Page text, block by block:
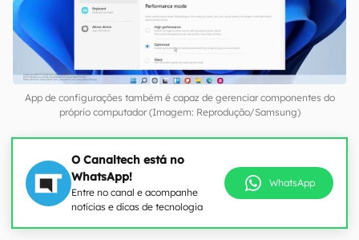
App de configurações também é capaz de gerenciar componentes do
próprio computador (Imagem: Reprodução/Samsung)
O Canaltech está no
WhatsApp!
Entre no canal e acompanhe
notícias e dicas de tecnologia
WhatsApp